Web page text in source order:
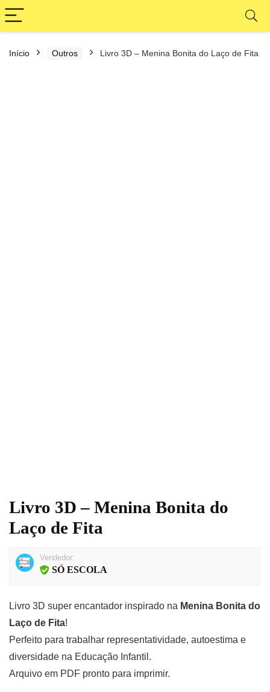
Início Outros Livro 3D – Menina Bonita do Laço de Fita
Livro 3D – Menina Bonita do
Laço de Fita
Vendedor:
SÓ ESCOLA
Livro 3D super encantador inspirado na Menina Bonita do
Laço de Fita!
Perfeito para trabalhar representatividade, autoestima e
diversidade na Educação Infantil.
Arquivo em PDF pronto para imprimir.